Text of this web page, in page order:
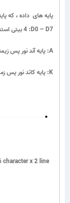
:D0 – D7
:A
:K
character x 2 line